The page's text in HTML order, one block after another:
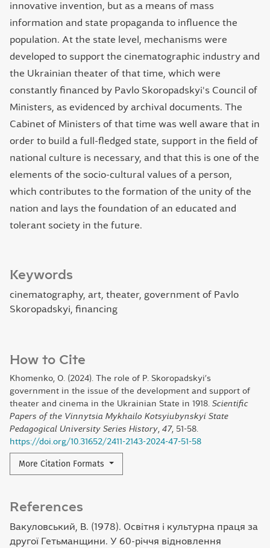
Keywords
cinematography, art, theater, government of Pavlo
Skoropadskyi, financing
How to Cite
Khomenko, O. (2024). The role of P. Skoropadskyi’s
government in the issue of the development and support of
theater and cinema in the Ukrainian State in 1918. Scientific
Papers of the Vinnytsia Mykhailo Kotsyiubynskyi State
Pedagogical University Series History 47, 51-58.
https://doi.org/10.31652/2411-2143-2024-47-51-58
More Citation Formats
innovative invention, but as a means of mass
information and state propaganda to influence the
population. At the state level, mechanisms were
developed to support the cinematographic industry and
the Ukrainian theater of that time, which were
constantly financed by Pavlo Skoropadskyi's Council of
Ministers, as evidenced by archival documents. The
Cabinet of Ministers of that time was well aware that in
order to build a full-fledged state, support in the field of
national culture is necessary, and that this is one of the
elements of the socio-cultural values ​​of a person,
which contributes to the formation of the unity of the
nation and lays the foundation of an educated and
tolerant society in the future.
References
Вакуловський, В. (1978). Освітня і культурна праця за
другої Гетьманщини. У 60-річчя відновлення